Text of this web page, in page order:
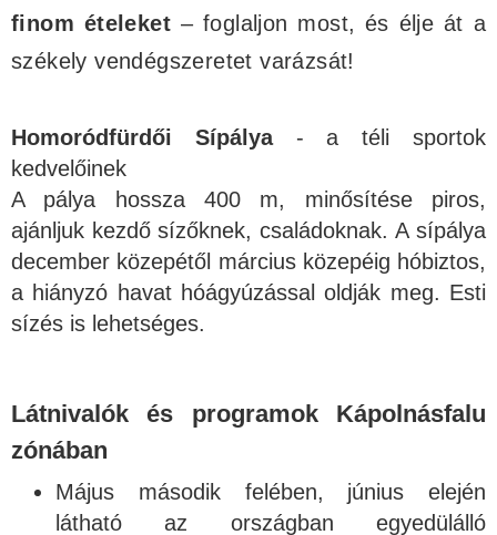
finom ételeket– foglaljon most, és élje át a
székely vendégszeretet varázsát!
Homoródfürdői Sípálya- a téli sportok
kedvelőinek
A pálya hossza 400 m, minősítése piros,
ajánljuk kezdő sízőknek, családoknak. A sípálya
december közepétől március közepéig hóbiztos,
a hiányzó havat hóágyúzással oldják meg. Esti
sízés is lehetséges.
Látnivalók és programok Kápolnásfalu
zónában
Május második felében, június elején
látható az országban egyedülálló